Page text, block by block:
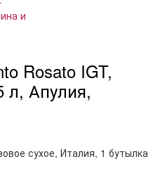
Rosato IGT,
л, Апулия,